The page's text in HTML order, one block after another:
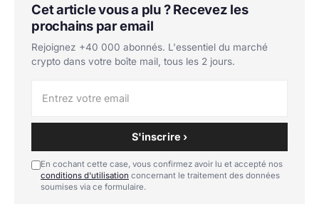
Cet article vous a plu ? Recevez les
prochains par email
Rejoignez +40 000 abonnés. L'essentiel du marché
crypto dans votre boîte mail, tous les 2 jours.
S'inscrire ›
En cochant cette case, vous confirmez avoir lu et accepté nos
conditions d'utilisation concernant le traitement des données
soumises via ce formulaire.